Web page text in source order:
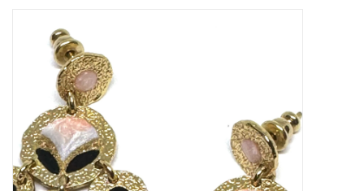
Broches
Accessoires
Cadeaubon